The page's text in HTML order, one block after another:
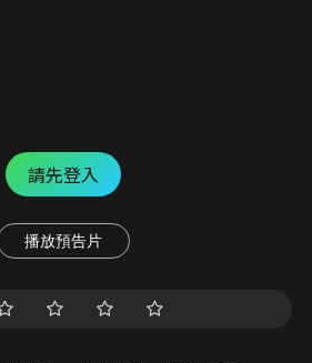
請先登入
播放預告片